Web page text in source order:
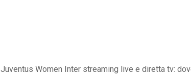
Juventus Women Inter streaming live e diretta tv: